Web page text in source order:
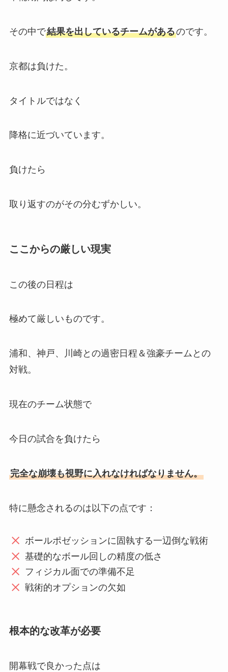
その中で結果を出しているチームがあるのです。
京都は負けた。
タイトルではなく
降格に近づいています。
負けたら
取り返すのがその分むずかしい。
ここからの厳しい現実
この後の日程は
極めて厳しいものです。
浦和、神戸、川崎との過密日程＆強豪チームとの
対戦。
現在のチーム状態で
今日の試合を負けたら
完全な崩壊も視野に入れなければなりません。
特に懸念されるのは以下の点です：
ボールポゼッションに固執する一辺倒な戦術
基礎的なボール回しの精度の低さ
フィジカル面での準備不足
戦術的オプションの欠如
根本的な改革が必要
開幕戦で良かった点は